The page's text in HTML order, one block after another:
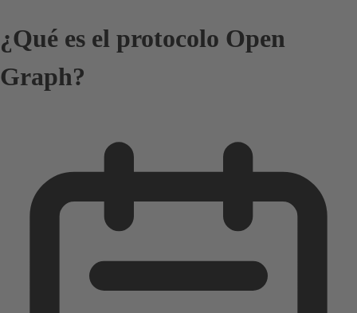
¿Qué es el protocolo Open
Graph?